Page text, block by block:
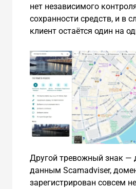
нет независимого
сохранности средств, и в
клиент остаётся один на
Другой тревожный знак —
данным Scamadviser,
зарегистрирован совсем